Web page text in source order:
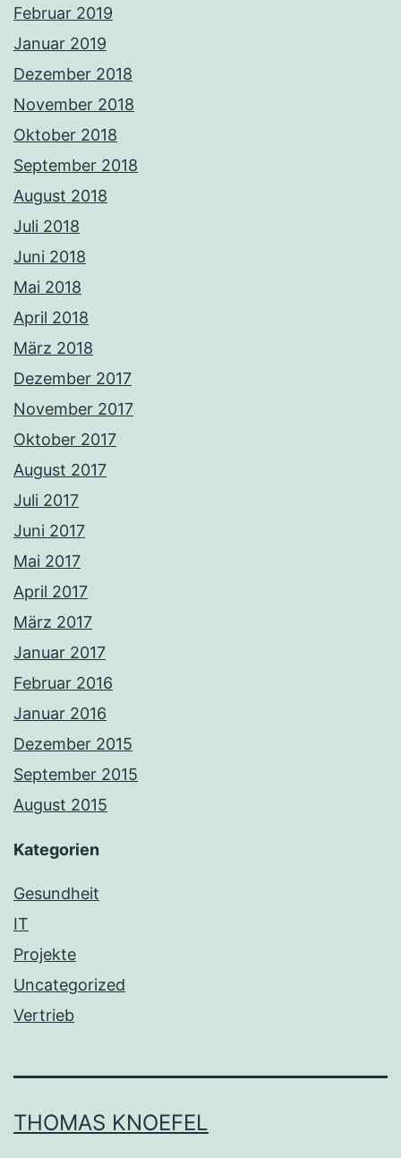
Februar 2019
Januar 2019
Dezember 2018
November 2018
Oktober 2018
September 2018
August 2018
Juli 2018
Juni 2018
Mai 2018
April 2018
März 2018
Dezember 2017
November 2017
Oktober 2017
August 2017
Juli 2017
Juni 2017
Mai 2017
April 2017
März 2017
Januar 2017
Februar 2016
Januar 2016
Dezember 2015
September 2015
August 2015
Kategorien
Gesundheit
IT
Projekte
Uncategorized
Vertrieb
THOMAS KNOEFEL